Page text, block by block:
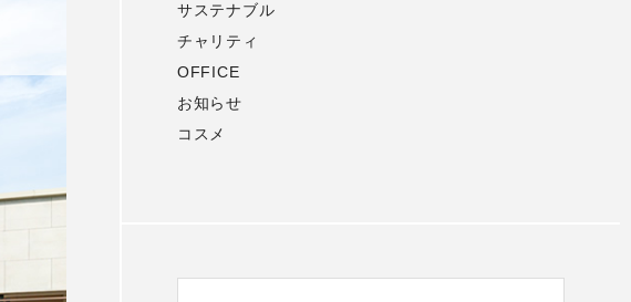
サステナブル
チャリティ
OFFICE
お知らせ
コスメ